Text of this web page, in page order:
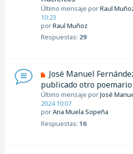
Último mensaje porRaul
10:23
porRaul Muñoz
Respuestas: 29
José Manuel
publicado otro poemario
Último mensaje porJosé
2024 10:07
porAna Muela Sopeña
Respuestas: 16